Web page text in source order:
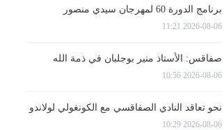
برنامج الدورة 60 لمهرجان سيدي منصور
2026-08-06 11:21
صفاقس: الأستاذ منير بوجلبان في ذمة الله
2026-08-06 10:56
نحو تعاقد النادي الصفاقسي مع الكونغولي لولاندو
2026-08-06 10:29